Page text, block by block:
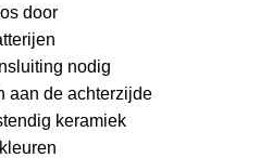
door
nodig
aan de achterzijde
keramiek